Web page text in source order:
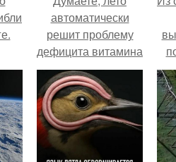
автоматически
решит проблему
дефицита витамина
D?